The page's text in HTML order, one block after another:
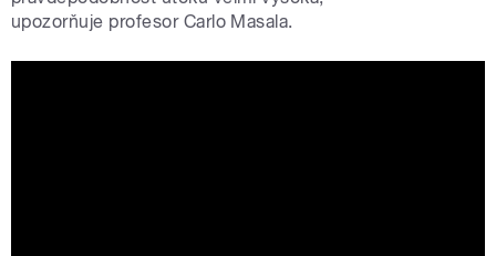
upozorňuje profesor Carlo Masala.